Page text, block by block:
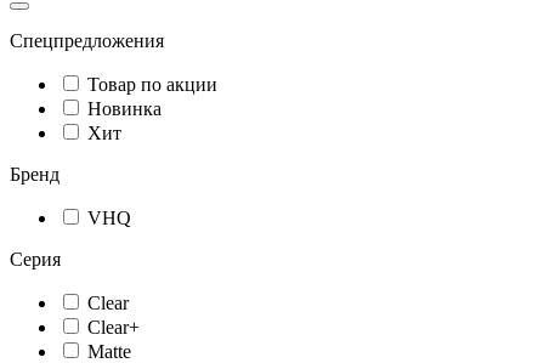
Спецпредложения
Товар по акции
Новинка
Хит
Бренд
VHQ
Серия
Clear
Clear+
Matte